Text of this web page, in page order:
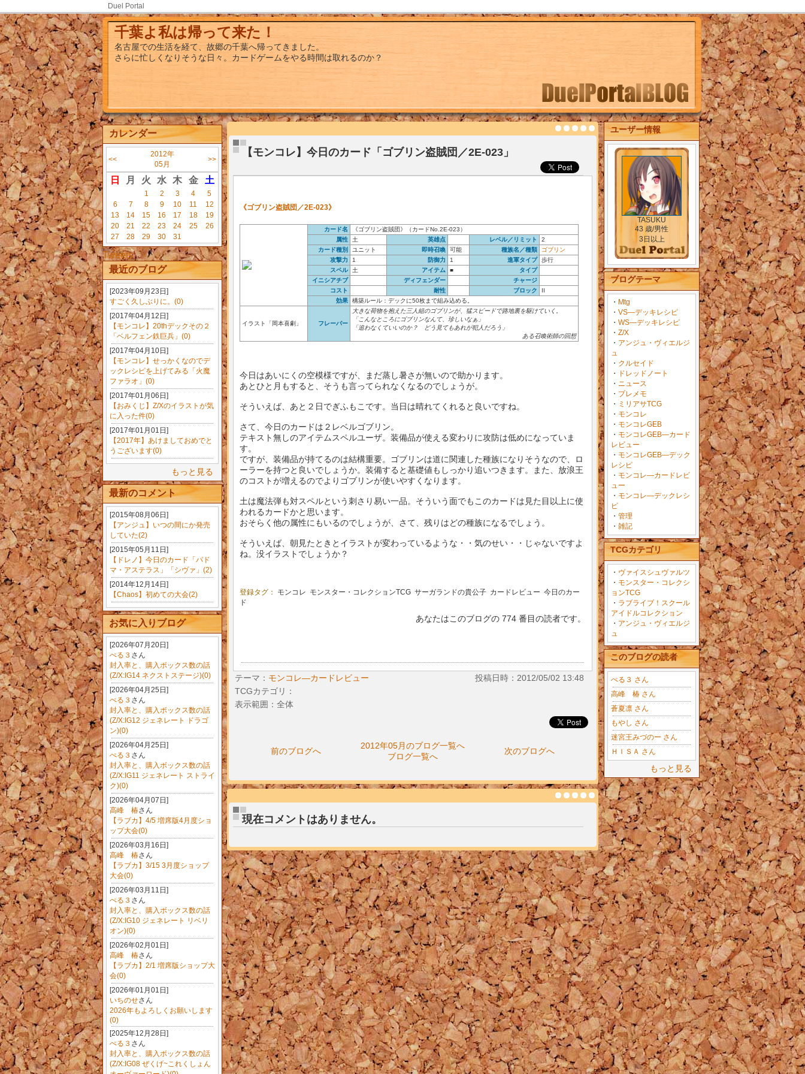
Duel Portal
千葉よ私は帰って来た！
名古屋での生活を経て、故郷の千葉へ帰ってきました。
さらに忙しくなりそうな日々。カードゲームをやる時間は取れるのか？
カレンダー
<<
2012年
05月
>>
日 月 火 水 木 金 土
1 2 3 4
5
6
7 8 9 10 11
12
13
14 15 16 17 18
19
20
21 22 23 24 25
26
27
28 29 30 31
Tweets
最近のブログ
[2023年09月23日]
すごく久しぶりに。(0)
[2017年04月12日]
【モンコレ】20thデックその２
「ベルフェン鉄巨兵」(0)
[2017年04月10日]
【モンコレ】せっかくなのでデ
ックレシピを上げてみる「火魔
ファラオ」(0)
[2017年01月06日]
【おみくじ】Z/Xのイラストが気
に入った件(0)
[2017年01月01日]
【2017年】あけましておめでと
うございます(0)
もっと見る
最新のコメント
[2015年08月06日]
【アンジュ】いつの間にか発売
していた(2)
[2015年05月11日]
【ドレノ】今日のカード「パド
マ・アステラス」「シヴァ」(2)
[2014年12月14日]
【Chaos】初めての大会(2)
お気に入りブログ
[2026年07月20日]
ぺる３ さん
封入率と、購入ボックス数の話
(Z/X:IG14 ネクストステージ)(0)
[2026年04月25日]
ぺる３ さん
封入率と、購入ボックス数の話
(Z/X:IG12 ジェネレート ドラゴ
ン)(0)
[2026年04月25日]
ぺる３ さん
封入率と、購入ボックス数の話
(Z/X:IG11 ジェネレート ストライ
ク)(0)
[2026年04月07日]
高峰 椿さん
【ラブカ】4/5 増席版4月度ショ
ップ大会(0)
[2026年03月16日]
高峰 椿さん
【ラブカ】3/15 3月度ショップ
大会(0)
[2026年03月11日]
ぺる３ さん
封入率と、購入ボックス数の話
(Z/X:IG10 ジェネレート リベリ
オン)(0)
[2026年02月01日]
高峰 椿さん
【ラブカ】2/1 増席版ショップ大
会(0)
[2026年01月01日]
いちのせさん
2026年もよろしくお願いします
(0)
[2025年12月28日]
ぺる３ さん
封入率と、購入ボックス数の話
(Z/X:IG08 ぜくげ~これくしょん
ユーザー情報
TASUKU
43 歳/男性
3日以上
ブログテーマ
・ Mtg
・ VS―デッキレシピ
・ WS―デッキレシピ
・ Z/X
・ アンジュ・ヴィエルジ
ュ
・ クルセイド
・
ドレッドノート
・ ニュース
・ プレメモ
・ ミリアサTCG
・ モンコレ
・ モンコレGEB
・ モンコレGEB―カード
レビュー
・ モンコレGEB―デック
レシピ
・ モンコレ―カードレビ
ュー
・ モンコレ―デックレシ
ピ
・ 管理
・ 雑記
TCGカテゴリ
・ ヴァイスシュヴァルツ
・ モンスター・コレクシ
ョンTCG
・ ラブライブ！スクール
アイドルコレクション
・ アンジュ・ヴィエルジ
ュ
このブログの読者
ぺる３ さん
高峰 椿 さん
蒼夏凛 さん
もやし さん
迷宮王みづのー さん
ＨＩＳＡ さん
もっと見る
【モンコレ】今日のカード「ゴブリン盗賊団／2E-023」
《ゴブリン盗賊団／2E-023》
カード名
《ゴブリン盗賊団》（カードNo.2E-023）
属性
土 英雄点 レベル／リミット
2
カード種別
ユニット 即時召喚 可能 種族名／種類
ゴブリン
攻撃力
1 防御力 1 進軍タイプ
歩行
スペル
土 アイテム ■
タイプ
イニシアチブ
ディフェンダー
チャージ
コスト
耐性 ブロック
II
効果
構築ルール：デックに50枚まで組み込める。
イラスト「岡本喜劇」 フレーバー
大きな荷物を抱えた三人組のゴブリンが、猛スピードで路地裏を駆けていく。
「こんなところにゴブリンなんて、珍しいなぁ」
「追わなくていいのか？ どう見てもあれが犯人だろう」
ある召喚術師の回想
今日はあいにくの空模様ですが、まだ蒸し暑さが無いので助かります。
あとひと月もすると、そうも言ってられなくなるのでしょうが。
そういえば、あと２日でぎふもこです。当日は晴れてくれると良いですね。
さて、今日のカードは２レベルゴブリン。
テキスト無しのアイテムスペルユーザ。装備品が使える変わりに攻防は低めになっていま
す。
ですが、装備品が持てるのは結構重要。ゴブリンは道に関連した種族になりそうなので、ロ
ーラーを持つと良いでしょうか。装備すると基礎値もしっかり追いつきます。また、放浪王
のコストが増えるのでよりゴブリンが使いやすくなります。
土は魔法弾も対スペルという刺さり易い一品。そういう面でもこのカードは見た目以上に使
われるカードかと思います。
おそらく他の属性にもいるのでしょうが、さて、残りはどの種族になるでしょう。
そういえば、朝見たときとイラストが変わっているような・・気のせい・・じゃないですよ
ね。没イラストでしょうか？
登録タグ： モンコレ モンスター・コレクションTCG サーガランドの貴公子 カードレビュー 今日のカー
ド
あなたはこのブログの 774 番目の読者です。
テーマ： モンコレ―カードレビュー
投稿日時：2012/05/02 13:48
TCGカテゴリ：
表示範囲：全体
前のブログへ
2012年05月のブログ一覧へ
ブログ一覧へ
次のブログへ
現在コメントはありません。